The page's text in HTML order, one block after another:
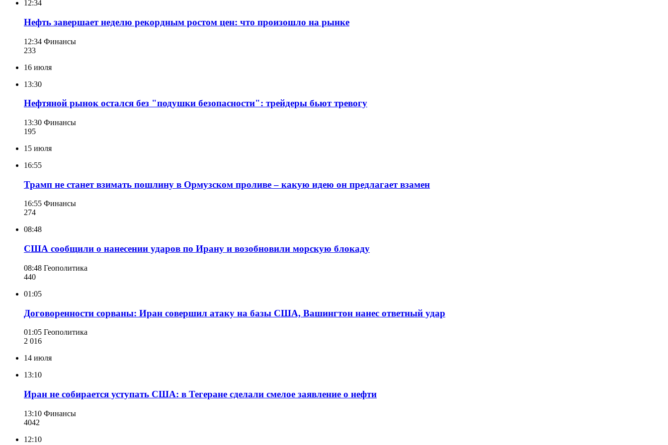
12:34
Нефть завершает неделю рекордным ростом цен: что произошло на рынке
12:34 Финансы
233
16 июля
13:30
Нефтяной рынок остался без "подушки безопасности": трейдеры бьют тревогу
13:30 Финансы
195
15 июля
16:55
Трамп не станет взимать пошлину в Ормузском проливе – какую идею он предлагает взамен
16:55 Финансы
274
08:48
США сообщили о нанесении ударов по Ирану и возобновили морскую блокаду
08:48 Геополитика
440
01:05
Договоренности сорваны: Иран совершил атаку на базы США, Вашингтон нанес ответный удар
01:05 Геополитика
2 016
14 июля
13:10
Иран не собирается уступать США: в Тегеране сделали смелое заявление о нефти
13:10 Финансы
4042
12:10